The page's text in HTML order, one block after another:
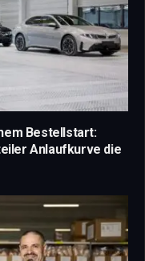
Bestellstart:
Anlaufkurve die